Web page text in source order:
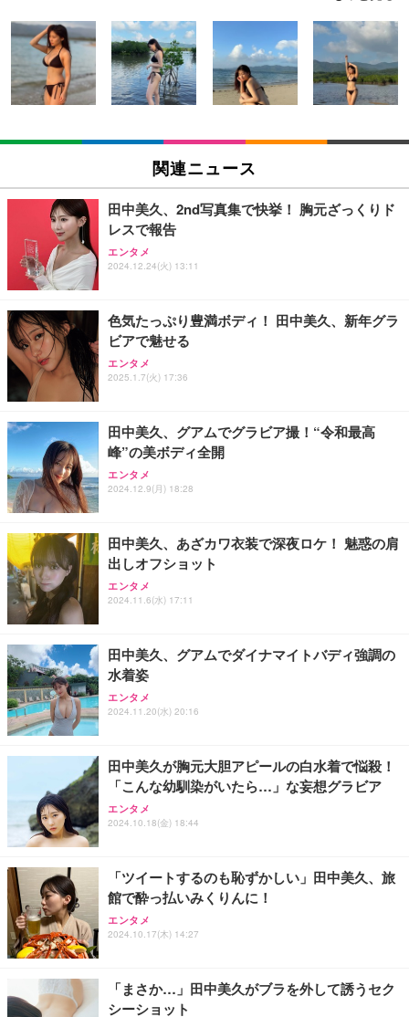
Juice=Juice Concert 2026 UP TO 11 MORE! MOR
E! (特典なし) [Blu-ray]
￥8,698
【Amazon.co.jp限定】「Juice=Juice Concert 202
判ブロマイド5枚セット) [Blu-ray]
日下部ほたる どんどんやる気になる！日下部式学習
法[DVD]
King & Prince DOME TOUR 2026 ～STARRING～
(初回限定盤)(2枚組) [Blu-ray]
Aぇ! group LIVE TOUR 2025 D.N.A (初回盤)(2枚組)
[Blu-ray]
AOUTNアクションカメラ メガネカメラ 2 7K Wi Fi
対応 一人称視点撮影 ブラック 眼鏡装着型 液晶画面
付き サイクリング用 | 広角レンズ搭載 軽量設計 簡
単装着 長時間記録対応 液晶画面搭載 広角撮影対応
軽量ボディ設計 録音機能対応 着脱しやすい構造 旅
￥8,999
1080P ポータブルウェアラブルカメラ旅行用軽量ビ
デオレコーダー軽量トラベルカメラ
￥3,255
XXA4Kアクションカメラ ウェアラブルカメラ Vlog
ビデオカメラ ボディカメラ 1.9インチモニター 32G
Bカード付き 180度回転レンズ 2000mAhバッテリー
行 アウトドア 会議商談 授業 スポーツカメラ 三角ス
タンド付き 日本語取扱説明書 (ピンク)
スパイカメラ探知機ファインダー、 家庭用および保
護用、 操作およびスキャンデバイス付き車用隠しカ
メラファインダー
Vlog アクションカメラ、回転レンズ付き、フロント
スクリーン、Type-C 充電、毎日の Vlog 用 1080P
ハンドヘルドカメラ ポケットサイクリング映像 毎日
エレコム 充電器 Type-C USB-C 20W USB PD対応
ケーブル一体型 1.5m PSE認証品 GaN採用 折りたた
み式プラグ しろちゃん 【 iPhone16 15 等対応】 E
C-AC6920WF
￥1,090
モバイルバッテリー 大容量 30000mAh 【22.5W/20
ッテリー 5台同時充電 Type-C出力 スマホ 充電器 LC
D残量表示 LEDライト付き ストラップ付き 持ち運び
携帯充電器 停電対策 アウトドア/旅行/出張/防災/緊
急用 iOS/Android各種他対応 機内持込可 (高級白い)
エレコム 充電器 Type-C USB-C 20W USB PD対応 1
ポート PSE認証品 GaN採用 折りたたみ式プラグ ホ
ワイト 【 iPhone16 15 等対応】 EC-AC6820WH
エレコム 充電器 40W 2ポート Type-C USB PD対応
PPS対応 GaN II採用 折りたたみ式プラグ ホワイト
EC-AC10640WH
エレコム 65W 充電器 Type-C コンセント 急速 PD対
応 スイング式プラグ採用 PSE技術基準適合 ブラッ
ク EC-AC12465BK
関連ニュース
田中美久、2nd写真集で快挙！ 胸元ざっくりド
レスで報告
エンタメ
2024.12.24(火) 13:11
色気たっぷり豊満ボディ！ 田中美久、新年グラ
ビアで魅せる
エンタメ
2025.1.7(火) 17:36
田中美久、グアムでグラビア撮！“令和最高
峰”の美ボディ全開
エンタメ
2024.12.9(月) 18:28
田中美久、あざカワ衣装で深夜ロケ！ 魅惑の肩
出しオフショット
エンタメ
2024.11.6(水) 17:11
田中美久、グアムでダイナマイトバディ強調の
水着姿
エンタメ
2024.11.20(水) 20:16
田中美久が胸元大胆アピールの白水着で悩殺！
「こんな幼馴染がいたら…」な妄想グラビア
エンタメ
2024.10.18(金) 18:44
「ツイートするのも恥ずかしい」田中美久、旅
館で酔っ払いみくりんに！
エンタメ
2024.10.17(木) 14:27
「まさか…」田中美久がブラを外して誘うセク
シーショット